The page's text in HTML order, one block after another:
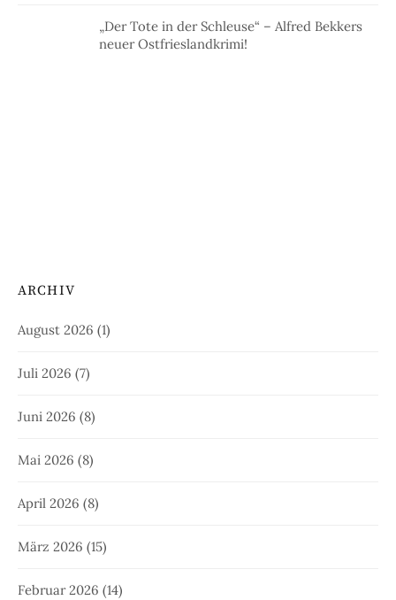
„Der Tote in der Schleuse“ – Alfred Bekkers
neuer Ostfrieslandkrimi!
ARCHIV
August 2026 (1)
Juli 2026 (7)
Juni 2026 (8)
Mai 2026 (8)
April 2026 (8)
März 2026 (15)
Februar 2026 (14)